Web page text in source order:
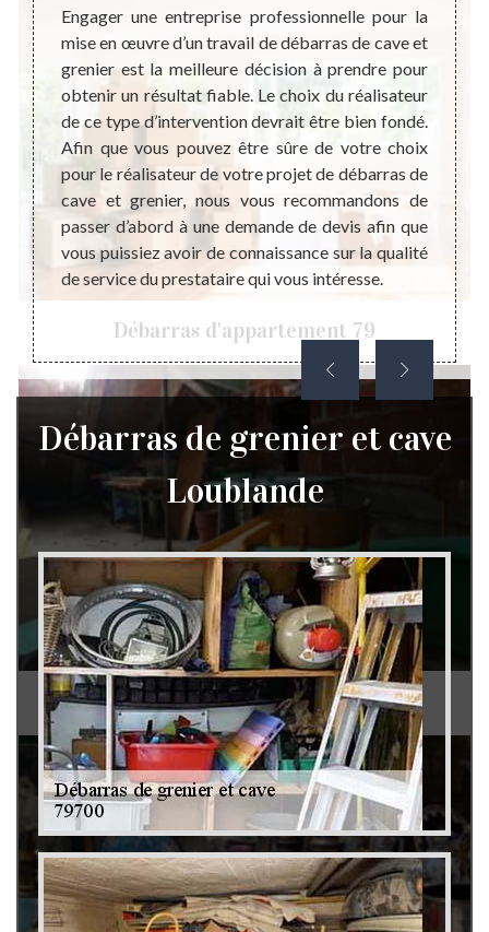
Débarras d'appartement 79
Débarras de grenier et cave 79
une
à
le
peut
les
Engager une entreprise professionnelle pour la
mise en œuvre d’un travail de débarras de cave et
grenier est la meilleure décision à prendre pour
obtenir un résultat fiable. Le choix du réalisateur
de ce type d’intervention devrait être bien fondé.
Afin que vous pouvez être sûre de votre choix
pour le réalisateur de votre projet de débarras de
cave et grenier, nous vous recommandons de
passer d’abord à une demande de devis afin que
vous puissiez avoir de connaissance sur la qualité
de service du prestataire qui vous intéresse.
le
Un
Débarras de grenier et cave
Loublande